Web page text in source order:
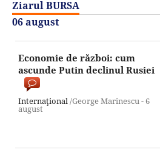
Ziarul BURSA
06 august
Economie de război: cum
ascunde Putin declinul Rusiei
Internaţional/George Marinescu -6
august